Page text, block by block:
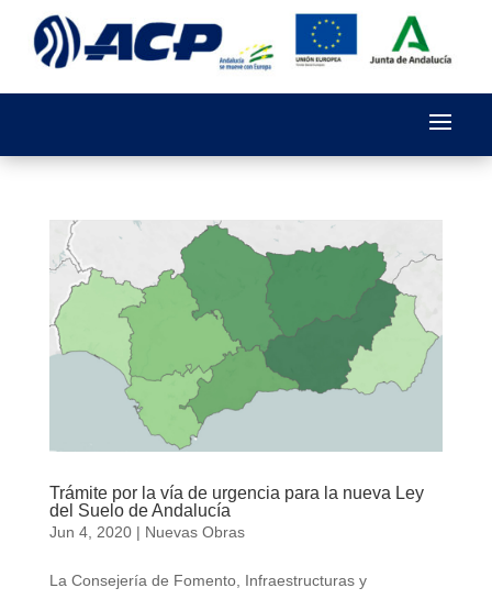
Trámite por la vía de urgencia para la nueva Ley
del Suelo de Andalucía
Jun 4, 2020| Nuevas Obras
La Consejería de Fomento, Infraestructuras y